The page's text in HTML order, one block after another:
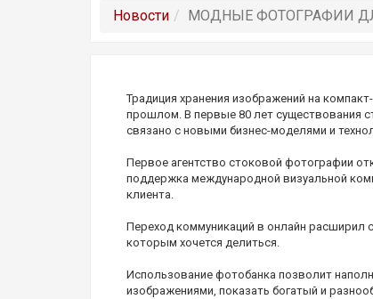
Новости МОДНЫЕ ФОТОГРАФИИ
Традиция хранения изображений на
прошлом. В первые 80 лет существования
связано с новыми бизнес-моделями и
Первое агентство стоковой фотографии
поддержка международной визуальной
клиента.
Переход коммуникаций в онлайн расширил
которым хочется делиться.
Использование фотобанка позволит
изображениями, показать богатый и